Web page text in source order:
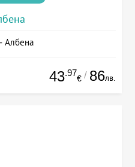
Албена
43.97
€ / 86лв.